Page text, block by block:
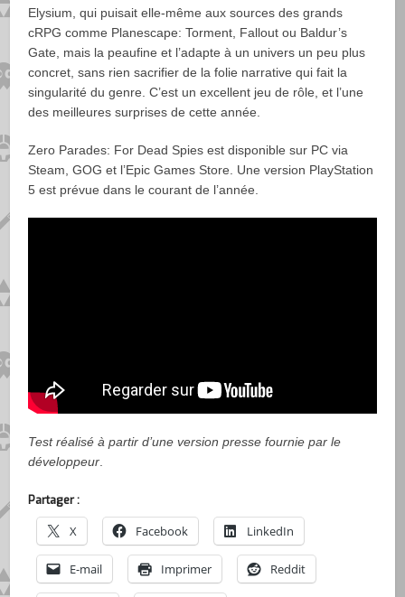
Elysium, qui puisait elle-même aux sources des grands
cRPG comme Planescape: Torment, Fallout ou Baldur’s
Gate, mais la peaufine et l’adapte à un univers un peu plus
concret, sans rien sacrifier de la folie narrative qui fait la
singularité du genre. C’est un excellent jeu de rôle, et l’une
des meilleures surprises de cette année.
Zero Parades: For Dead Spies est disponible sur PC via
Steam, GOG et l’Epic Games Store. Une version PlayStation
5 est prévue dans le courant de l’année.
Test réalisé à partir d’une version presse fournie par le
développeur
Partager :
X Facebook LinkedIn
E-mail Imprimer Reddit